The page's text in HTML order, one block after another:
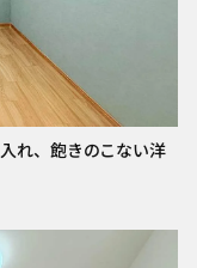
れ、飽きのこない洋